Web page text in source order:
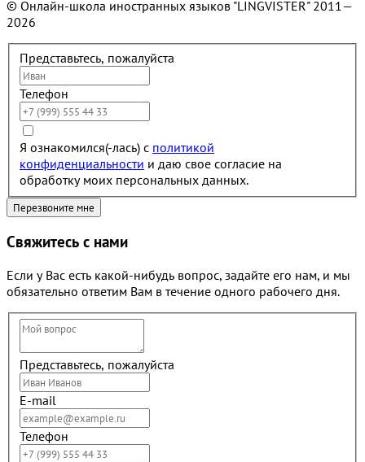
© Онлайн-школа иностранных языков "LINGVISTER" 2011—
2026
Представьтесь, пожалуйста
Телефон
Я ознакомился(-лась) с политикой
конфиденциальности и даю свое согласие на
обработку моих персональных данных.
Свяжитесь с нами
Если у Вас есть какой-нибудь вопрос, задайте его нам, и мы
обязательно ответим Вам в течение одного рабочего дня.
Представьтесь, пожалуйста
E-mail
Телефон